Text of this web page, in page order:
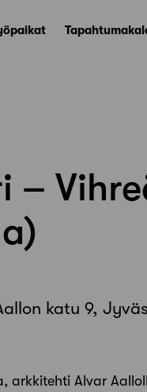
–
katu 9,
arkkitehti Alvar